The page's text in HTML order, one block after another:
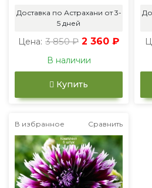
Доставка по Астрахани от 3-
5 дней
Цена: 3 850 ₽ 2 360 ₽
В наличии
Купить
В избранное Сравнить